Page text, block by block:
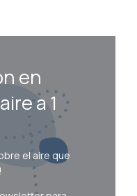
en
a 1
el aire que